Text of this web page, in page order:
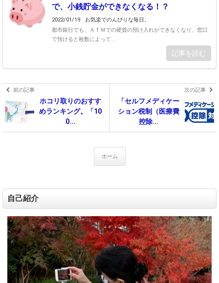
で、小銭貯金ができなくなる！？
2022/01/19
お気楽でのんびりな毎日。
都市銀行でも、ＡＴＭでの硬貨の預け入れができなくなり、窓口
で預けると枚数によって...
記事を読む
前の記事
ホコリ取りのおすす
めランキング。「10
0...
次の記事
「セルフメディケー
ション税制（医療費
控除...
ホーム
自己紹介